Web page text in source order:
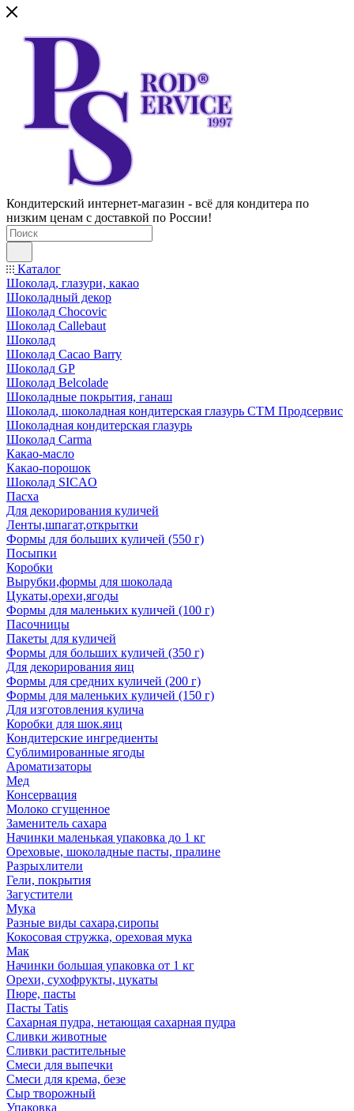
Кондитерский интернет-магазин - всё для кондитера по
низким ценам с доставкой по России!
Каталог
Шоколад, глазури, какао
Шоколадный декор
Шоколад Chocovic
Шоколад Callebaut
Шоколад
Шоколад Cacao Barry
Шоколад GP
Шоколад Belcolade
Шоколадные покрытия, ганаш
Шоколад, шоколадная кондитерская глазурь СТМ Продсервис
Шоколадная кондитерская глазурь
Шоколад Carma
Какао-масло
Какао-порошок
Шоколад SICAO
Пасха
Для декорирования куличей
Ленты,шпагат,открытки
Формы для больших куличей (550 г)
Посыпки
Коробки
Вырубки,формы для шоколада
Цукаты,орехи,ягоды
Формы для маленьких куличей (100 г)
Пасочницы
Пакеты для куличей
Формы для больших куличей (350 г)
Для декорирования яиц
Формы для средних куличей (200 г)
Формы для маленьких куличей (150 г)
Для изготовления кулича
Коробки для шок.яиц
Кондитерские ингредиенты
Сублимированные ягоды
Ароматизаторы
Мед
Консервация
Молоко сгущенное
Заменитель сахара
Начинки маленькая упаковка до 1 кг
Ореховые, шоколадные пасты, пралине
Разрыхлители
Гели, покрытия
Загустители
Мука
Разные виды сахара,сиропы
Кокосовая стружка, ореховая мука
Мак
Начинки большая упаковка от 1 кг
Орехи, сухофрукты, цукаты
Пюре, пасты
Пасты Tatis
Сахарная пудра, нетающая сахарная пудра
Сливки животные
Сливки растительные
Смеси для выпечки
Смеси для крема, безе
Сыр творожный
Упаковка